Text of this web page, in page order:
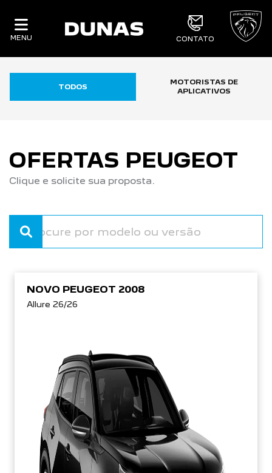
MENU CONTATO
TODOS
MOTORISTAS DE
APLICATIVOS
OFERTAS PEUGEOT
Clique e solicite sua proposta.
NOVO PEUGEOT 2008
Allure 26/26